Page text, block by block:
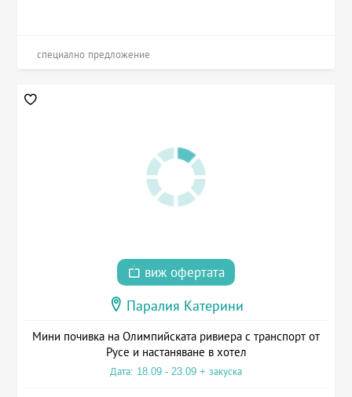
специално предложение
виж офертата
Паралия Катерини
Мини почивка на Олимпийската ривиера с транспорт от
Русе и настаняване в хотел
Дата: 18.09 - 23.09 + закуска